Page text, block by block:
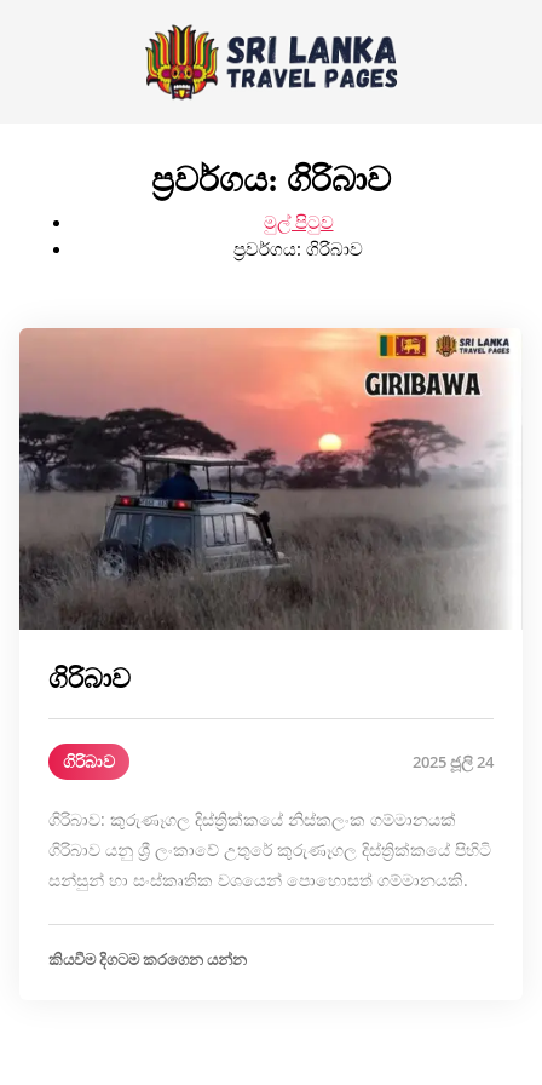
ප්‍රවර්ගය: ගිරිබාව
මුල් පිටුව
ප්‍රවර්ගය: ගිරිබාව
ගිරිබාව
ගිරිබාව 2025 ජූලි 24
ගිරිබාව: කුරුණෑගල දිස්ත්‍රික්කයේ නිස්කලංක ගම්මානයක්
ගිරිබාව යනු ශ්‍රී ලංකාවේ උතුරේ කුරුණෑගල දිස්ත්‍රික්කයේ පිහිටි
සන්සුන් හා සංස්කෘතික වශයෙන් පොහොසත් ගම්මානයකි.
කියවීම දිගටම කරගෙන යන්න